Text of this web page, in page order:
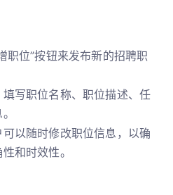
职位”按钮来发布新的招聘职
写职位名称、职位描述、任
以随时修改职位信息，以确
和时效性。